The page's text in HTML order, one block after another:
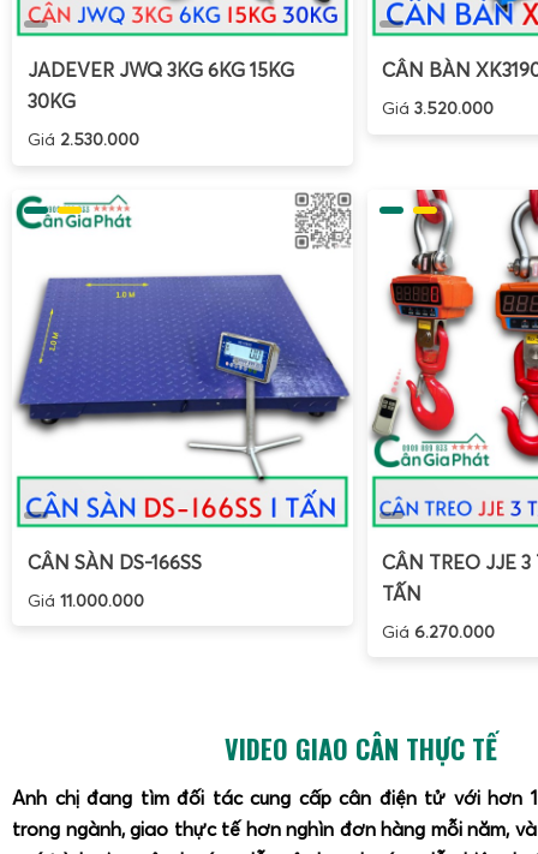
JADEVER JWQ 3KG 6KG 15KG
30KG
Giá 2.530.000
CÂN BÀN
Giá3.520.000
CÂN SÀN DS-166SS
Giá 11.000.000
CÂN TREO JJE
TẤN
Giá6.270.000
VIDEO GIAO CÂN THỰC TẾ
Anh chị đang tìm đối tác cung cấp cân điện tử với hơn
trong ngành, giao thực tế hơn nghìn đơn hàng mỗi năm,